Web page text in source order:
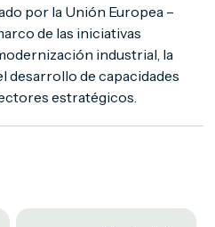
por la Unión Europea –
de las iniciativas
industrial, la
desarrollo de capacidades
estratégicos.